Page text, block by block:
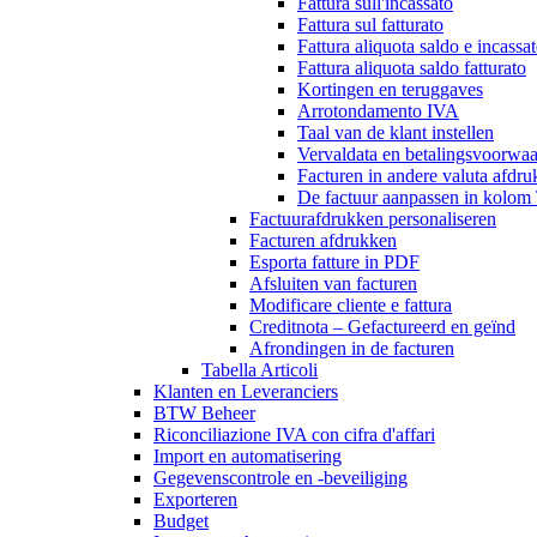
Fattura sul fatturato
Fattura aliquota saldo e
Fattura aliquota saldo fatturato
Kortingen en teruggaves
Arrotondamento IVA
Taal van de klant instellen
Vervaldata en
Facturen in andere valuta
De factuur aanpassen in kolom
Factuurafdrukken personaliseren
Facturen afdrukken
Esporta fatture in PDF
Afsluiten van facturen
Modificare cliente e fattura
Creditnota – Gefactureerd en geïnd
Afrondingen in de facturen
Tabella Articoli
Klanten en Leveranciers
BTW Beheer
Riconciliazione IVA con cifra d'affari
Import en automatisering
Gegevenscontrole en -beveiliging
Exporteren
Budget